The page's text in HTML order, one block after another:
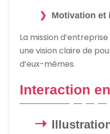
Motivation et
La mission
une vision claire de
d’eux-mêmes.
Interaction